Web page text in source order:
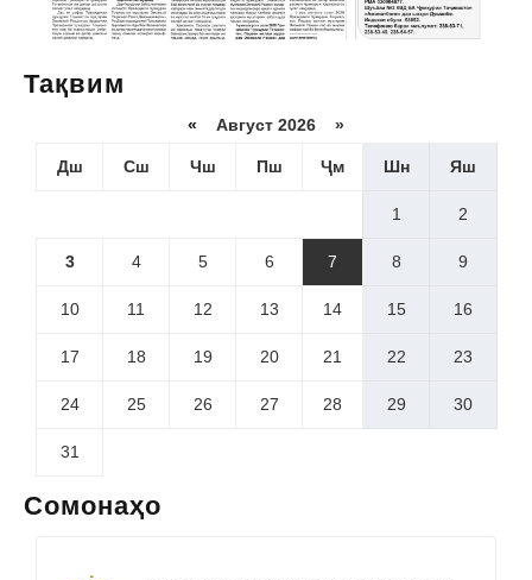
Тақвим
« Август 2026 »
Дш Сш Чш Пш Ҷм Шн Яш
1 2
3 4 5 6 7 8 9
10 11 12 13 14 15 16
17 18 19 20 21 22 23
24 25 26 27 28 29 30
31
Сомонаҳо